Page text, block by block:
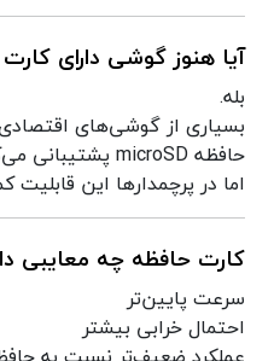
آیا هنوز گوشی دارای
بله.
بسیاری از گوشی‌های
حافظه microSD پشتیبانی می‌کنند.
اما در پرچمدارها این
کارت حافظه چه معایبی
سرعت پایین‌تر
احتمال خرابی بیشتر